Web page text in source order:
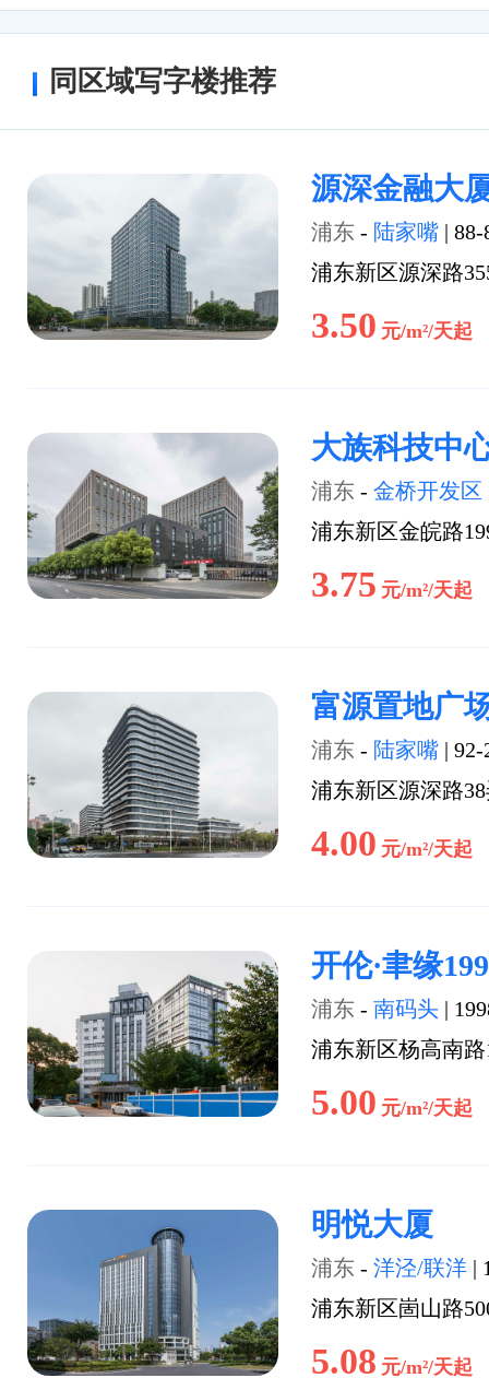
同区域写字楼推荐
源深金融大
浦东 - 陆家嘴 | 88-
浦东新区源深路
3.50 元/m²/天起
大族科技中
浦东 - 金桥开发区
浦东新区金皖路
3.75 元/m²/天起
富源置地广
浦东 - 陆家嘴 | 92-
浦东新区源深路
4.00 元/m²/天起
开伦·聿缘
浦东 - 南码头 |
浦东新区杨高南路
5.00 元/m²/天起
明悦大厦
浦东 - 洋泾/联洋 |
浦东新区崮山路
5.08 元/m²/天起